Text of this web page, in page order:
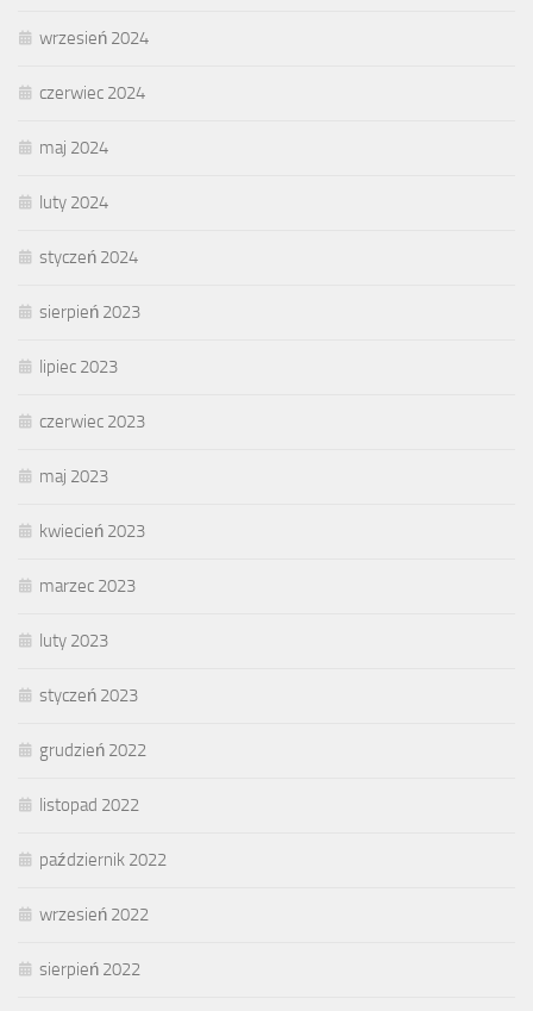
wrzesień 2024
czerwiec 2024
maj 2024
luty 2024
styczeń 2024
sierpień 2023
lipiec 2023
czerwiec 2023
maj 2023
kwiecień 2023
marzec 2023
luty 2023
styczeń 2023
grudzień 2022
listopad 2022
październik 2022
wrzesień 2022
sierpień 2022